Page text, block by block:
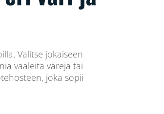
Valitse jokaiseen
vaaleita värejä tai
joka sopii